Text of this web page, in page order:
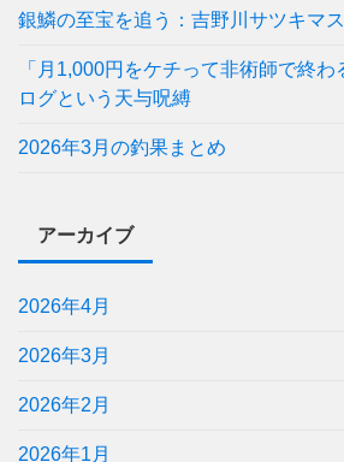
銀鱗の至宝を追う：吉野川サツキマ
「月1,000円をケチって非術師で終
ログという天与呪縛
2026年3月の釣果まとめ
アーカイブ
2026年4月
2026年3月
2026年2月
2026年1月